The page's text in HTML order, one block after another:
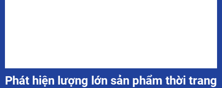
Phát hiện lượng lớn sản phẩm thời trang